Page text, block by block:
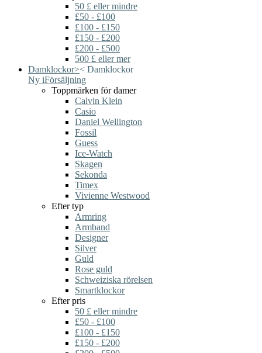
50 £ eller mindre
£50 - £100
£100 - £150
£150 - £200
£200 - £500
500 £ eller mer
Damklockor>< Damklockor
Ny iFörsäljning
Toppmärken för damer
Calvin Klein
Casio
Daniel Wellington
Fossil
Guess
Ice-Watch
Skagen
Sekonda
Timex
Vivienne Westwood
Efter typ
Armring
Armband
Designer
Silver
Guld
Rose guld
Schweiziska rörelsen
Smartklockor
Efter pris
50 £ eller mindre
£50 - £100
£100 - £150
£150 - £200